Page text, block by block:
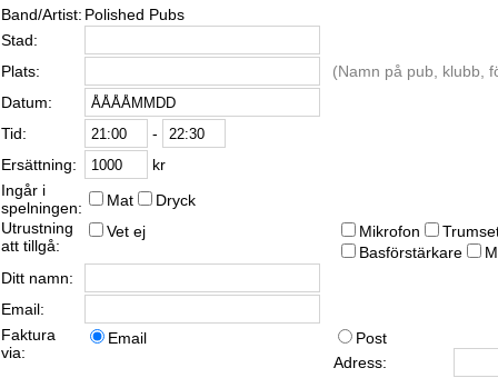
Band/Artist: Polished Pubs
Stad:
Plats:
(Namn på pub, klubb,
Datum:
Tid:
-
Ersättning:
kr
Ingår i
spelningen:
Mat
Dryck
Utrustning
att tillgå:
Vet ej Mikrofon
Basförstärkare
Ditt namn:
Email:
Faktura
via:
Email
Post
Adress: